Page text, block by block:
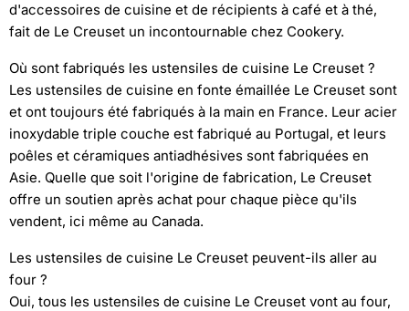
d'accessoires de cuisine et de récipients à café et à thé,
fait de Le Creuset un incontournable chez Cookery.
Où sont fabriqués les ustensiles de cuisine Le Creuset ?
Les ustensiles de cuisine en fonte émaillée Le Creuset sont
et ont toujours été fabriqués à la main en France. Leur acier
inoxydable triple couche est fabriqué au Portugal, et leurs
poêles et céramiques antiadhésives sont fabriquées en
Asie. Quelle que soit l'origine de fabrication, Le Creuset
offre un soutien après achat pour chaque pièce qu'ils
vendent, ici même au Canada.
Les ustensiles de cuisine Le Creuset peuvent-ils aller au
four ?
Oui, tous les ustensiles de cuisine Le Creuset vont au four,